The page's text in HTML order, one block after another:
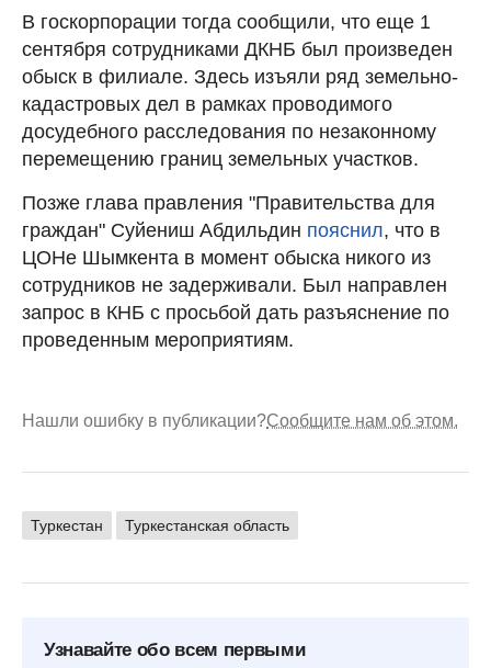
В госкорпорации тогда сообщили, что еще 1
сентября сотрудниками ДКНБ был произведен
обыск в филиале. Здесь изъяли ряд земельно-
кадастровых дел в рамках проводимого
досудебного расследования по незаконному
перемещению границ земельных участков.
Позже глава правления "Правительства для
граждан" Суйениш Абдильдин пояснил, что в
ЦОНе Шымкента в момент обыска никого из
сотрудников не задерживали. Был направлен
запрос в КНБ с просьбой дать разъяснение по
проведенным мероприятиям.
Нашли ошибку в публикации?Сообщите нам об этом.
Туркестан Туркестанская область
Узнавайте обо всем первыми